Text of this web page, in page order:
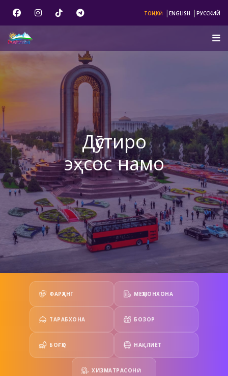
ТОҶИКӢ | ENGLISH | РУССКИЙ
Дӯстиро
эҳсос намо
ФАРҲАНГ МЕҲМОНХОНА
ТАРАБХОНА БОЗОР
БОҒҲО НАҚЛИЁТ
ХИЗМАТРАСОНӢ